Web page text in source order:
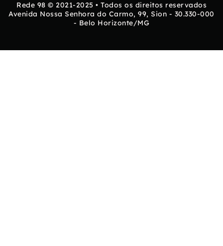
Rede 98 © 2021-2025 • Todos os direitos reservados
Avenida Nossa Senhora do Carmo, 99, Sion - 30.330-000
- Belo Horizonte/MG